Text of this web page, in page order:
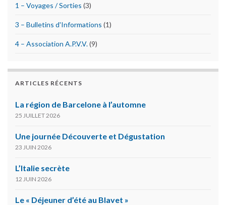
1 – Voyages / Sorties (3)
3 – Bulletins d'Informations (1)
4 – Association A.P.V.V.(9)
ARTICLES RÉCENTS
La région de Barcelone à l’automne
25 JUILLET 2026
Une journée Découverte et Dégustation
23 JUIN 2026
L’Italie secrète
12 JUIN 2026
Le « Déjeuner d’été au Blavet »